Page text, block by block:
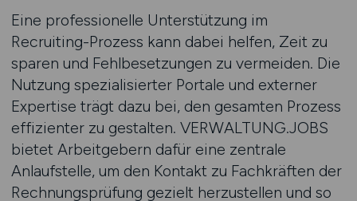
Eine professionelle Unterstützung im
Recruiting-Prozess kann dabei helfen, Zeit zu
sparen und Fehlbesetzungen zu vermeiden. Die
Nutzung spezialisierter Portale und externer
Expertise trägt dazu bei, den gesamten Prozess
effizienter zu gestalten. VERWALTUNG.JOBS
bietet Arbeitgebern dafür eine zentrale
Anlaufstelle, um den Kontakt zu Fachkräften der
Rechnungsprüfung gezielt herzustellen und so